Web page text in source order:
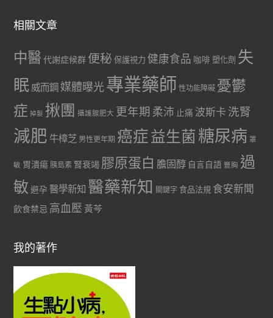
相關文章
中醫代謝症候群 便秘 保護視力 健康食品 咖啡 塑化劑 失
眠 威而鋼 媒體曝光專業藥師 性功能障礙 憂鬱
症 掉髮 揪團 攝護腺肥大 更年期 柔沛 止痛 波斯卡 洗腎
減肥 牛樟芝 男性更年期 癌症益生菌 糖尿病 罩
敏 胃潰瘍 胰島素 腎衰竭 膠原蛋白 膽固醇 自言自語 豐胸 過
敏 避孕 醫學新知 醫藥新知 關鍵字 食品法規 食安新聞
飲食禁忌 高血壓 黃芩
我的著作